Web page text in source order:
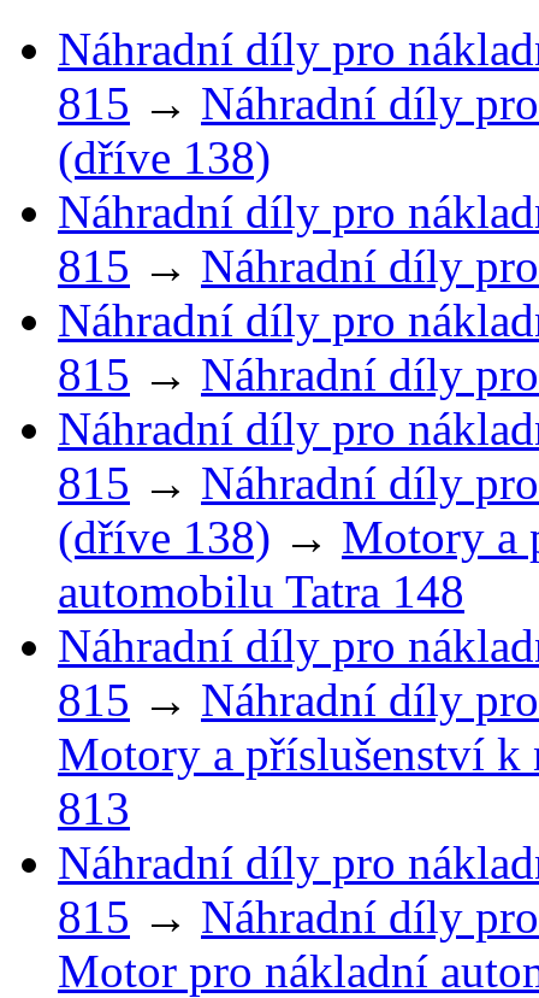
Náhradní díly pro
815 → Náhradní díly
(dříve 138)
Náhradní díly pro
815 → Náhradní díly
Náhradní díly pro
815 → Náhradní díly
Náhradní díly pro
815 → Náhradní díly
(dříve 138) → Motory a
automobilu Tatra 148
Náhradní díly pro
815 → Náhradní díly
Motory a příslušenství k
813
Náhradní díly pro
815 → Náhradní díly
Motor pro nákladní